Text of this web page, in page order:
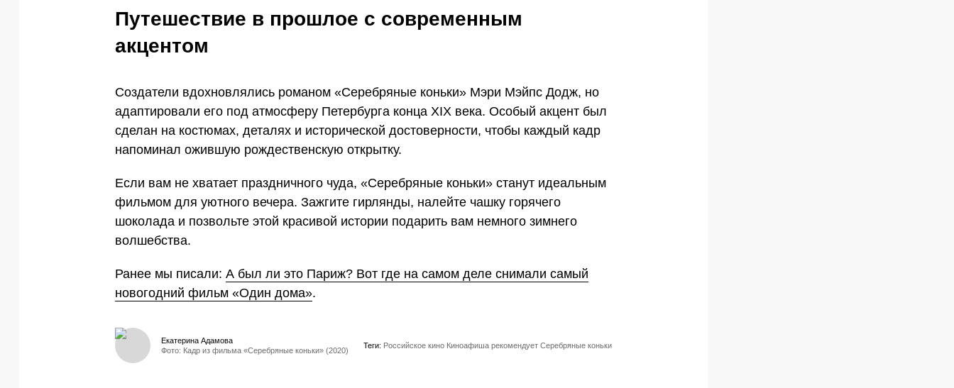
Путешествие в прошлое с современным
акцентом
Создатели вдохновлялись романом «Серебряные коньки» Мэри Мэйпс Додж, но
адаптировали его под атмосферу Петербурга конца XIX века. Особый акцент был
сделан на костюмах, деталях и исторической достоверности, чтобы каждый кадр
напоминал ожившую рождественскую открытку.
Если вам не хватает праздничного чуда, «Серебряные коньки» станут идеальным
фильмом для уютного вечера. Зажгите гирлянды, налейте чашку горячего
шоколада и позвольте этой красивой истории подарить вам немного зимнего
волшебства.
Ранее мы писали: А был ли это Париж? Вот где на самом деле снимали самый
новогодний фильм «Один дома».
Фото: Кадр из фильма «Серебряные коньки» (2020)
Екатерина Адамова
Теги: Российское кино Киноафиша рекомендует Серебряные коньки